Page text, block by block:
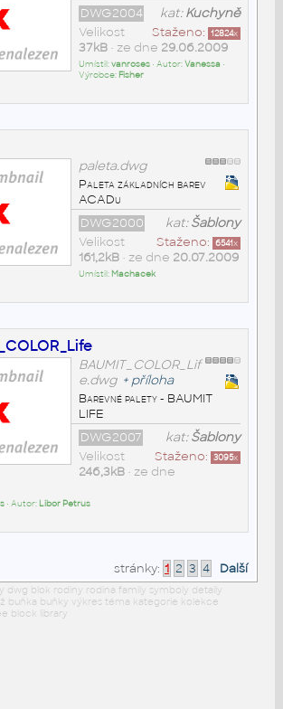
kat:Kuchyně
DWG2004
Staženo: 12824x
Velikost
37kB• ze dne 29.06.2009
Umístil:vanroses• Autor:Vanessa •
Výrobce: Fisher
paleta.dwg
Paleta základních barev
ACADu
kat:Šablony
DWG2000
Staženo: 6541x
Velikost
161,2kB• ze dne 20.07.2009
Umístil: Machacek
BAUMIT_COLOR_Lif
e.dwg + příloha
Barevné palety - BAUMIT
LIFE
kat:Šablony
DWG2007
Staženo: 3095x
Velikost
246,3kB• ze dne
• Autor: Libor Petrus
stránky: 1 2 3 4 Další
dwg blok rodiny rodina family symboly detaily
buňka buňky výkres téma kategorie kolekce
block library